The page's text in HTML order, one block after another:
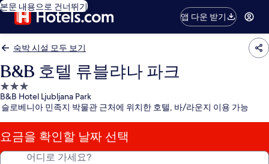
본문 내용으로 건너뛰기
앱 다운 받기
숙박 시설 모두 보기
B&B 호텔 류블랴나 파크
3.0
성
급
숙
박
시
B&B Hotel Ljubljana Park
슬로베니아 민족지 박물관 근처에 위치한 호텔, 바/라운지 이용 가능
요금을 확인할 날짜 선택
어디로 가세요?